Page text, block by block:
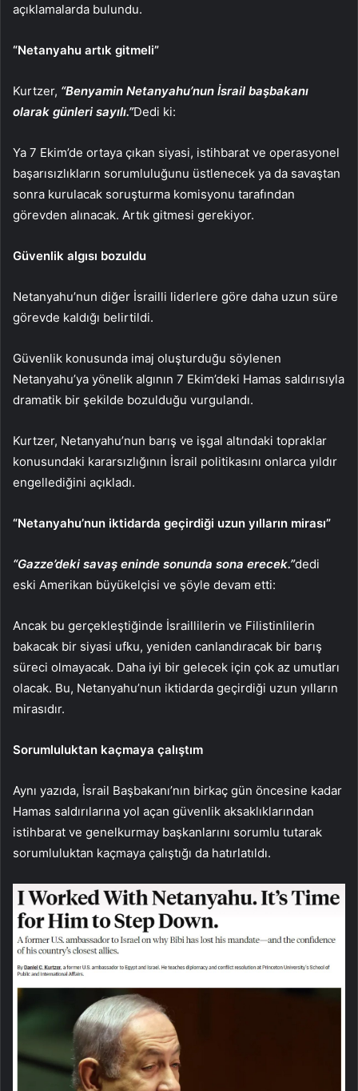
açıklamalarda bulundu.
“Netanyahu artık gitmeli”
Kurtzer, “Benyamin Netanyahu’nun İsrail başbakanı
olarak günleri sayılı.”Dedi ki:
Ya 7 Ekim’de ortaya çıkan siyasi, istihbarat ve operasyonel
başarısızlıkların sorumluluğunu üstlenecek ya da savaştan
sonra kurulacak soruşturma komisyonu tarafından
görevden alınacak. Artık gitmesi gerekiyor.
Güvenlik algısı bozuldu
Netanyahu’nun diğer İsrailli liderlere göre daha uzun süre
görevde kaldığı belirtildi.
Güvenlik konusunda imaj oluşturduğu söylenen
Netanyahu’ya yönelik algının 7 Ekim’deki Hamas saldırısıyla
dramatik bir şekilde bozulduğu vurgulandı.
Kurtzer, Netanyahu’nun barış ve işgal altındaki topraklar
konusundaki kararsızlığının İsrail politikasını onlarca yıldır
engellediğini açıkladı.
“Netanyahu’nun iktidarda geçirdiği uzun yılların mirası”
“Gazze’deki savaş eninde sonunda sona erecek.”dedi
eski Amerikan büyükelçisi ve şöyle devam etti:
Ancak bu gerçekleştiğinde İsraillilerin ve Filistinlilerin
bakacak bir siyasi ufku, yeniden canlandıracak bir barış
süreci olmayacak. Daha iyi bir gelecek için çok az umutları
olacak. Bu, Netanyahu’nun iktidarda geçirdiği uzun yılların
mirasıdır.
Sorumluluktan kaçmaya çalıştım
Aynı yazıda, İsrail Başbakanı’nın birkaç gün öncesine kadar
Hamas saldırılarına yol açan güvenlik aksaklıklarından
istihbarat ve genelkurmay başkanlarını sorumlu tutarak
sorumluluktan kaçmaya çalıştığı da hatırlatıldı.